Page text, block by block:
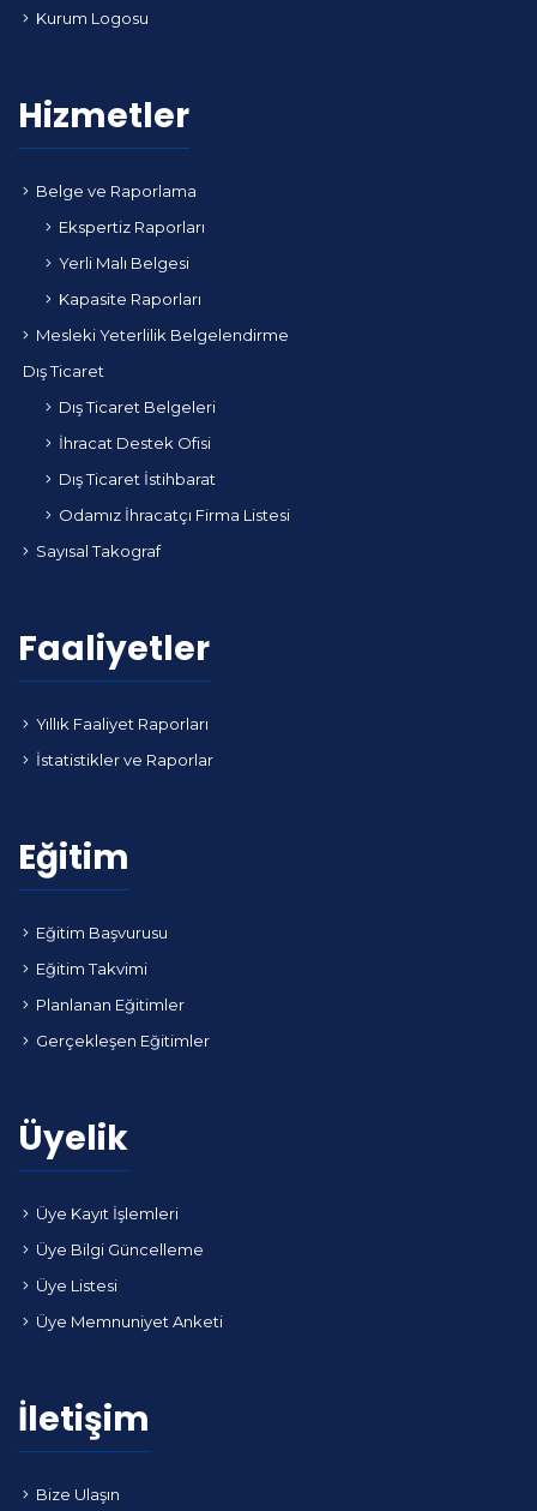
Kurum Logosu
Hizmetler
Belge ve Raporlama
Ekspertiz Raporları
Yerli Malı Belgesi
Kapasite Raporları
Mesleki Yeterlilik Belgelendirme
Dış Ticaret
Dış Ticaret Belgeleri
İhracat Destek Ofisi
Dış Ticaret İstihbarat
Odamız İhracatçı Firma Listesi
Sayısal Takograf
Faaliyetler
Yıllık Faaliyet Raporları
İstatistikler ve Raporlar
Eğitim
Eğitim Başvurusu
Eğitim Takvimi
Planlanan Eğitimler
Gerçekleşen Eğitimler
Üyelik
Üye Kayıt İşlemleri
Üye Bilgi Güncelleme
Üye Listesi
Üye Memnuniyet Anketi
İletişim
Bize Ulaşın